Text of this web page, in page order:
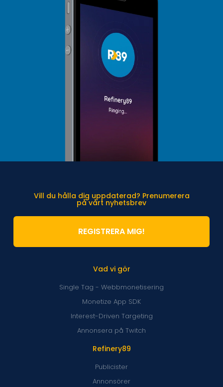
Refinery89
Publicister
Annonsörer
Vad vi gör
Single Tag - Webbmonetisering
Monetize App SDK
Interest-Driven Targeting
Annonsera på Twitch
Vill du hålla dig uppdaterad? Prenumerera
på vårt nyhetsbrev
REGISTRERA MIG!